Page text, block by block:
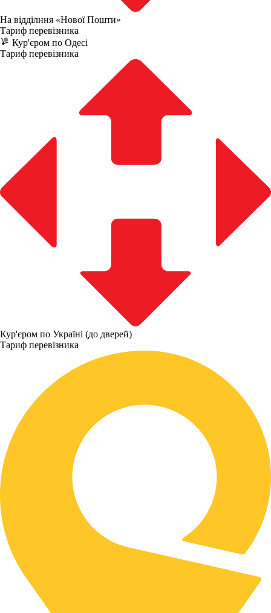
На відділння «Нової Пошти»
Тариф перевізника
Кур'єром по Одесі
Тариф перевізника
Кур'єром по Україні (до дверей)
Тариф перевізника